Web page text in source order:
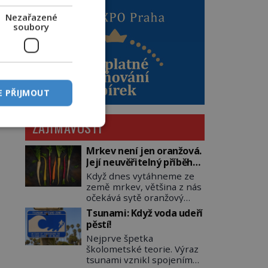
ZAJÍMAVOSTI
Mrkev není jen oranžová.
Její neuvěřitelný příběh
začíná fialovou barvou
Když dnes vytáhneme ze
země mrkev, většina z nás
očekává sytě oranžový
kořen. Jenže po většinu
své historie je mrkev
všechno možné, jen ne
oranžová. Je fialová, žlutá,
bílá, někdy dokonce téměř
černá. Až díky stovkám let
Tsunami: Když voda udeří
pěstí!
Nejprve špetka
školometské teorie. Výraz
tsunami vznikl spojením
Nezařazené
soubory
PŘIJMOUT